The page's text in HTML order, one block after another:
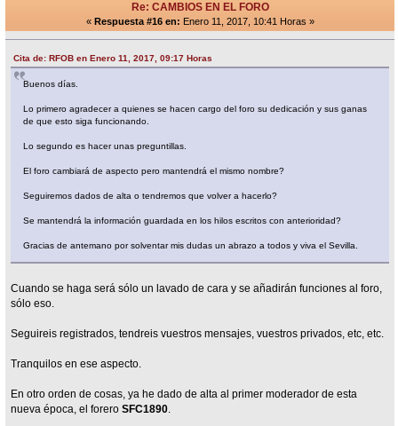
Re: CAMBIOS EN EL FORO
« Respuesta #16 en: Enero 11, 2017, 10:41 Horas »
Cita de: RFOB en Enero 11, 2017, 09:17 Horas
Buenos días.
Lo primero agradecer a quienes se hacen cargo del foro su dedicación y sus ganas
de que esto siga funcionando.
Lo segundo es hacer unas preguntillas.
El foro cambiará de aspecto pero mantendrá el mismo nombre?
Seguiremos dados de alta o tendremos que volver a hacerlo?
Se mantendrá la información guardada en los hilos escritos con anterioridad?
Gracias de antemano por solventar mis dudas un abrazo a todos y viva el Sevilla.
Cuando se haga será sólo un lavado de cara y se añadirán funciones al foro,
sólo eso.
Seguireis registrados, tendreis vuestros mensajes, vuestros privados, etc, etc.
Tranquilos en ese aspecto.
En otro orden de cosas, ya he dado de alta al primer moderador de esta
nueva época, el foreroSFC1890.